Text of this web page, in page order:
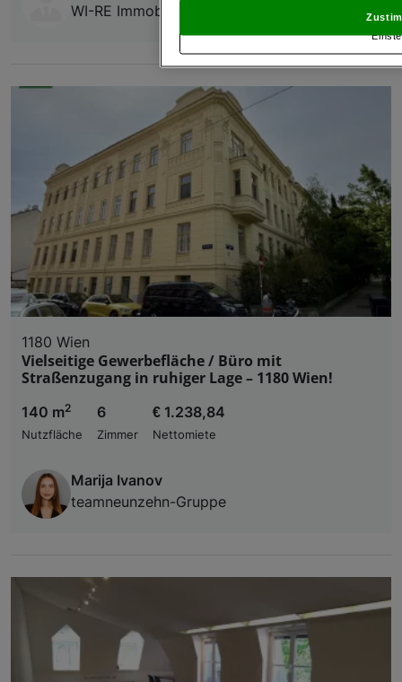
WI-RE Immobilienmakler GmbH
1180 Wien
Vielseitige Gewerbefläche / Büro mit
Straßenzugang in ruhiger Lage – 1180 Wien!
140 m2
Nutzfläche
6
Zimmer
€ 1.238,84
Nettomiete
Marija Ivanov
teamneunzehn-Gruppe
und Widerspruch gegen die Verarbeitung auf der
„Cookie Einstellungen“, die sich auf jeder Seite
Wir und unsere Partner
Verwendung genauer Standortdaten.
Zugriff auf Informationen auf einem Endgerät.
und der Performance von Inhalten,
Liste der Partner (Lieferanten)